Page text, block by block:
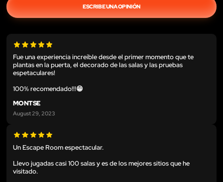
ESCRIBE UNA OPINIÓN
Fue una experiencia increíble desde el primer momento que te
plantas en la puerta, el decorado de las salas y las pruebas
espetaculares!
100% recomendado!!!😁
MONTSE
August 29, 2023
Un Escape Room espectacular.
Llevo jugadas casi 100 salas y es de los mejores sitios que he
visitado.